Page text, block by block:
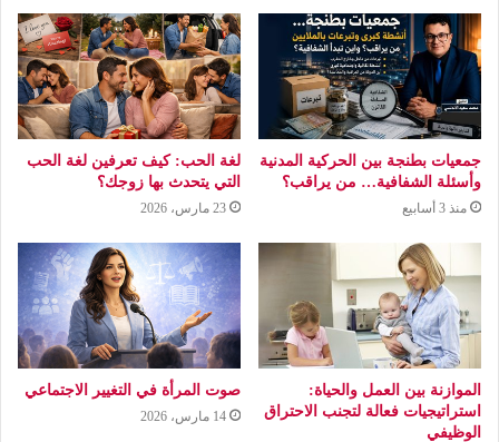
جمعيات بطنجة بين الحركية المدنية
وأسئلة الشفافية… من يراقب؟
منذ 3 أسابيع
لغة الحب: كيف تعرفين لغة الحب
التي يتحدث بها زوجك؟
23 مارس، 2026
الموازنة بين العمل والحياة:
استراتيجيات فعالة لتجنب الاحتراق
الوظيفي
صوت المرأة في التغيير الاجتماعي
14 مارس، 2026